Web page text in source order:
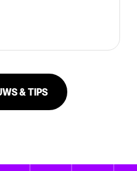
& TIPS